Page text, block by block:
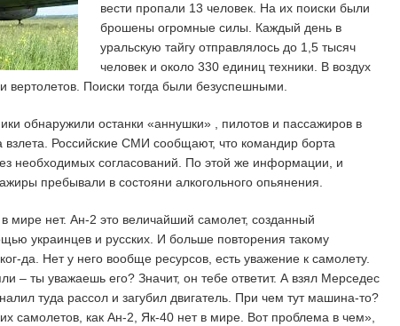
вести пропали 13 человек. На их поиски были
брошены огромные силы. Каждый день в
уральскую тайгу отправлялось до 1,5 тысяч
человек и около 330 единиц техники. В воздух
вертолетов. Поиски тогда были безуспешными.
обнаружили останки «аннушки» , пилотов и пассажиров в
взлета. Российские СМИ сообщают, что командир борта
необходимых согласований. По этой же информации, и
пребывали в состояни алкогольного опьянения.
мире нет. Ан-2 это величайший самолет, созданный
украинцев и русских. И больше повторения такому
да. Нет у него вообще ресурсов, есть уважение к самолету.
– ты уважаешь его? Значит, он тебе ответит. А взял Мерседес
туда рассол и загубил двигатель. При чем тут машина-то?
самолетов, как Ан-2, Як-40 нет в мире. Вот проблема в чем»,